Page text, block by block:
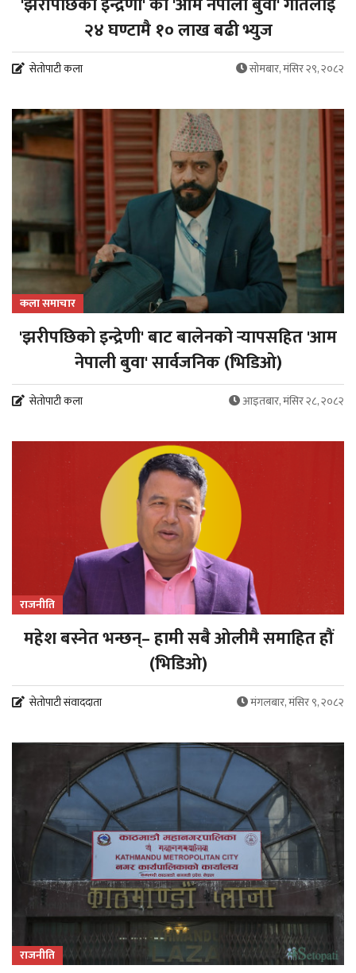
२४ घण्टामै १० लाख बढी भ्युज
सेतोपाटी कला सोमबार, मंसिर २९, २०८२
कला समाचार
'झरीपछिको इन्द्रेणी' बाट बालेनको र्‍यापसहित 'आम
नेपाली बुवा' सार्वजनिक (भिडिओ)
सेतोपाटी कला आइतबार, मंसिर २८, २०८२
राजनीति
महेश बस्नेत भन्छन्– हामी सबै ओलीमै समाहित हौं
(भिडिओ)
सेतोपाटी संवाददाता मंगलबार, मंसिर ९, २०८२
राजनीति